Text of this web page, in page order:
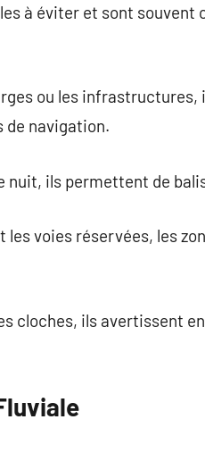
à éviter et sont souvent
ou les
de navigation.
ils permettent de
voies réservées, les
cloches, ils avertissent